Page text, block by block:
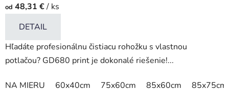
od 48,31 €/ ks
DETAIL
Hľadáte profesionálnu čistiacu rohožku s vlastnou
potlačou? GD680 print je dokonalé riešenie!...
NA MIERU 60x40cm 75x60cm 85x60cm
85x75cm